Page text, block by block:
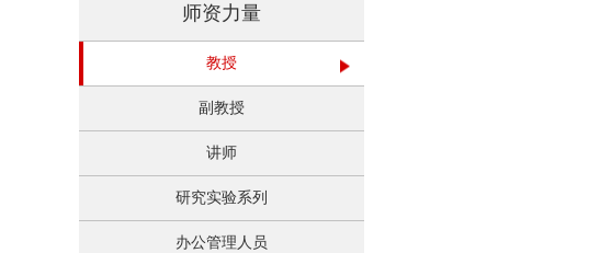
师资力量
教授
副教授
讲师
研究实验系列
办公管理人员